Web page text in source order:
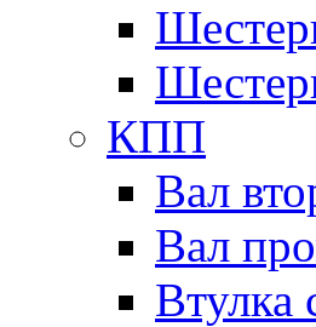
КПП
Вал
Вал
Втулка